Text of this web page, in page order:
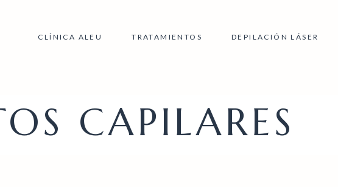
CLÍNICA ALEU TRATAMIENTOS DEPILACIÓN LÁSER
CAPILARES